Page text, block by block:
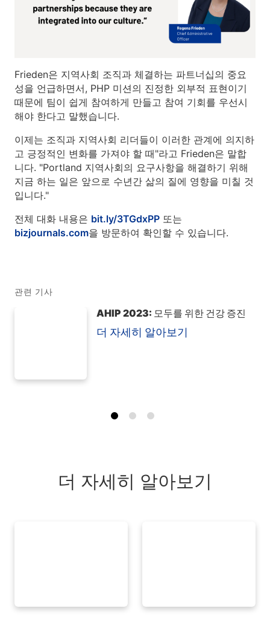
Frieden은 지역사회 조직과 체결하는 파트너십의 중요
성을 언급하면서, PHP 미션의 진정한 외부적 표현이기
때문에 팀이 쉽게 참여하게 만들고 참여 기회를 우선시
해야 한다고 말했습니다.
이제는 조직과 지역사회 리더들이 이러한 관계에 의지하
고 긍정적인 변화를 가져야 할 때"라고 Frieden은 말합
니다. "Portland 지역사회의 요구사항을 해결하기 위해
지금 하는 일은 앞으로 수년간 삶의 질에 영향을 미칠 것
입니다."
전체 대화 내용은 bit.ly/3TGdxPP 또는
bizjournals.com을 방문하여 확인할 수 있습니다.
관련 기사
AHIP 2023: 모두를 위한 건강 증진
더 자세히 알아보기
더 자세히 알아보기